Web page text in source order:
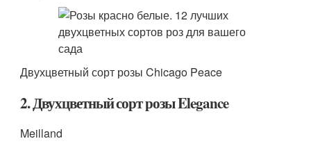
Двухцветный сорт розы Chicago Peace
2. Двухцветный сорт розы Elegance
Meilland